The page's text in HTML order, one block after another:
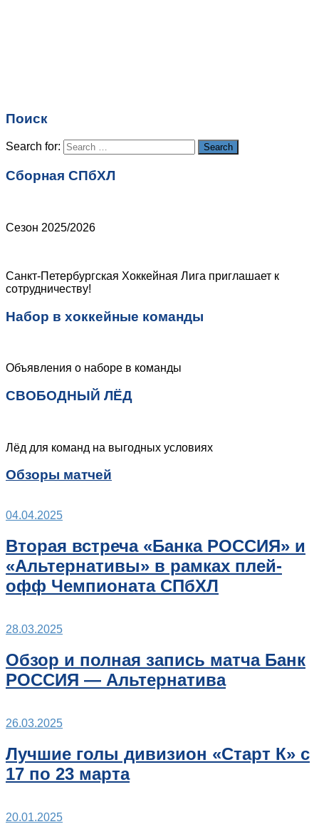
Поиск
Search for: Search
Сборная СПбХЛ
Сезон 2025/2026
Санкт-Петербургская Хоккейная Лига приглашает к
сотрудничеству!
Набор в хоккейные команды
Объявления о наборе в команды
СВОБОДНЫЙ ЛЁД
Лёд для команд на выгодных условиях
Обзоры матчей
04.04.2025
Вторая встреча «Банка РОССИЯ» и
«Альтернативы» в рамках плей-
офф Чемпионата СПбХЛ
28.03.2025
Обзор и полная запись матча Банк
РОССИЯ — Альтернатива
26.03.2025
Лучшие голы дивизион «Старт К» с
17 по 23 марта
20.01.2025